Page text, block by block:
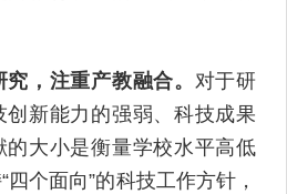
，注重产教融合。 对于研
新能力的强弱、科技成果
的大小是衡量学校水平高低
个面向”的科技工作方针，